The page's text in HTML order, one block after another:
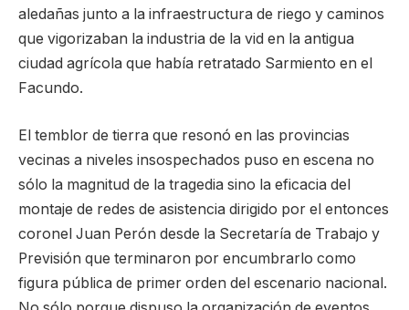
aledañas junto a la infraestructura de riego y caminos
que vigorizaban la industria de la vid en la antigua
ciudad agrícola que había retratado Sarmiento en el
Facundo.
El temblor de tierra que resonó en las provincias
vecinas a niveles insospechados puso en escena no
sólo la magnitud de la tragedia sino la eficacia del
montaje de redes de asistencia dirigido por el entonces
coronel Juan Perón desde la Secretaría de Trabajo y
Previsión que terminaron por encumbrarlo como
figura pública de primer orden del escenario nacional.